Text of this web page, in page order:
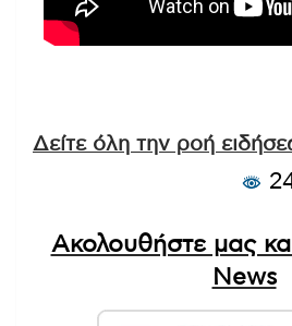
Δείτε όλη την ροή
Ακολουθήστε μας
News